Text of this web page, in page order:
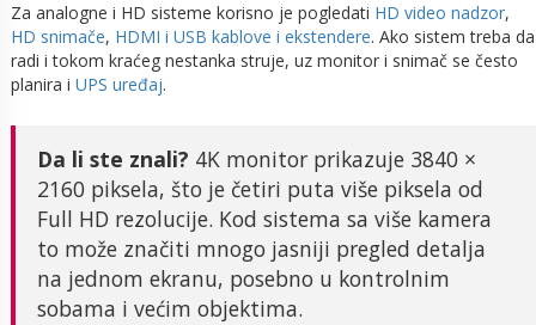
Za analogne i HD sisteme korisno je pogledati HD video nadzor,
HD snimače, HDMI i USB kablove i ekstendere. Ako sistem treba da
radi i tokom kraćeg nestanka struje, uz monitor i snimač se često
planira i UPS uređaj.
Da li ste znali? 4K monitor prikazuje 3840 ×
2160 piksela, što je četiri puta više piksela od
Full HD rezolucije. Kod sistema sa više kamera
to može značiti mnogo jasniji pregled detalja
na jednom ekranu, posebno u kontrolnim
sobama i većim objektima.